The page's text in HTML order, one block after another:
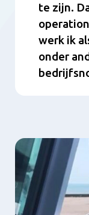
te zijn.
werk ik
onder